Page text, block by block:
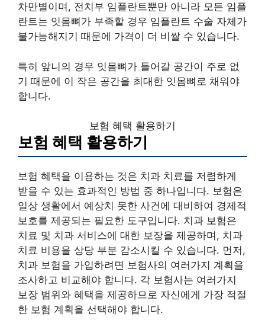
차만별이며, 전치부 임플란트뿐만 아니라 모든 임플
란트는 잇몸뼈가 부족할 경우 임플란트 수술 자체가
불가능해지기 때문에 가격이 더 비쌀 수 있습니다.
특히 앞니의 경우 잇몸뼈가 들어갈 공간이 주로 없
기 때문에 이 작은 공간을 최대한 잇몸뼈로 채워야
합니다.
보험 혜택 활용하기
보험 혜택 활용하기
보험 혜택을 이용하는 것은 치과 치료를 저렴하게
받을 수 있는 효과적인 방법 중 하나입니다. 보험은
일상 생활에서 예상치 못한 사건에 대비하여 경제적
보호를 제공되는 필요한 도구입니다. 치과 보험은
치료 및 치과 서비스에 대한 보장을 제공하며, 치과
치료 비용을 상당 부분 감소시킬 수 있습니다. 먼저,
치과 보험을 가입하려면 보험사의 여러가지 계획을
조사하고 비교해야 합니다. 각 보험사는 여러가지
보장 범위와 혜택을 제공하므로 자신에게 가장 적절
한 보험 계획을 선택해야 합니다.